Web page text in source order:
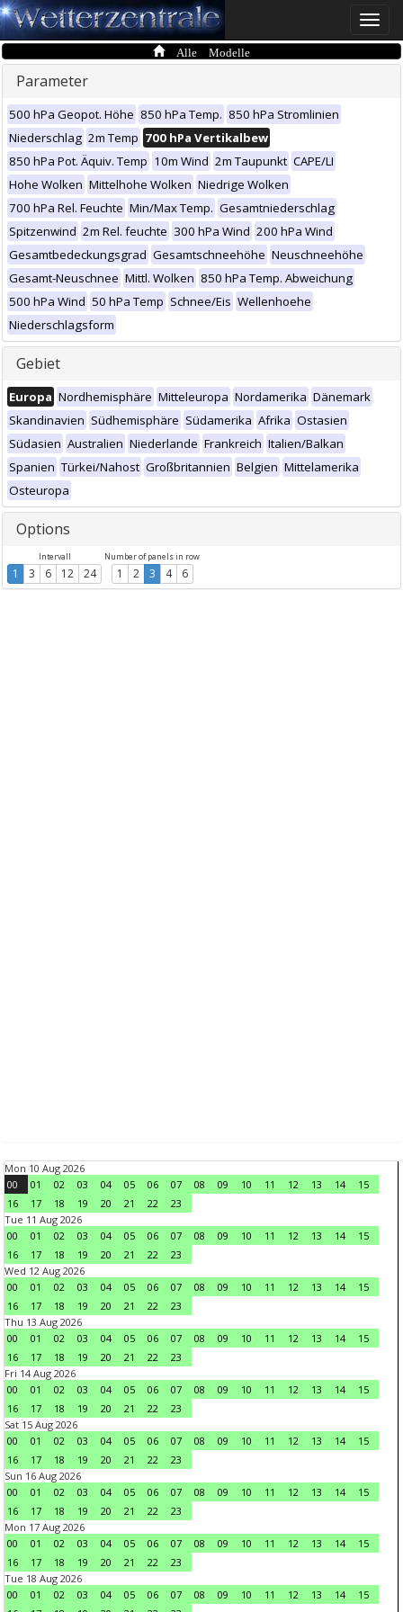
Toggle
Alle Modelle
Parameter
500 hPa Geopot. Höhe 850 hPa Temp. 850 hPa Stromlinien
Niederschlag 2m Temp 700 hPa Vertikalbew
850 hPa Pot. Äquiv. Temp 10m Wind 2m Taupunkt CAPE/LI
Hohe Wolken Mittelhohe Wolken Niedrige Wolken
700 hPa Rel. Feuchte Min/Max Temp. Gesamtniederschlag
Spitzenwind 2m Rel. feuchte 300 hPa Wind 200 hPa Wind
Gesamtbedeckungsgrad Gesamtschneehöhe Neuschneehöhe
Gesamt-Neuschnee Mittl. Wolken 850 hPa Temp. Abweichung
500 hPa Wind 50 hPa Temp Schnee/Eis Wellenhoehe
Niederschlagsform
Gebiet
Europa Nordhemisphäre Mitteleuropa Nordamerika Dänemark
Skandinavien Südhemisphäre Südamerika Afrika Ostasien
Südasien Australien Niederlande Frankreich Italien/Balkan
Spanien Türkei/Nahost Großbritannien Belgien Mittelamerika
Osteuropa
Options
Intervall
1 3 6 12 24
Number of panels in row
1 2 3 4 6
Mon 10 Aug 2026
00
01 02 03 04 05 06 07 08 09 10 11 12 13 14
15
16
17 18 19 20 21 22
23
Tue 11 Aug 2026
00
01 02 03 04 05 06 07 08 09 10 11 12 13 14
15
16
17 18 19 20 21 22
23
Wed 12 Aug 2026
00
01 02 03 04 05 06 07 08 09 10 11 12 13 14
15
16
17 18 19 20 21 22
23
Thu 13 Aug 2026
00
01 02 03 04 05 06 07 08 09 10 11 12 13 14
15
16
17 18 19 20 21 22
23
Fri 14 Aug 2026
00
01 02 03 04 05 06 07 08 09 10 11 12 13 14
15
16
17 18 19 20 21 22
23
Sat 15 Aug 2026
00
01 02 03 04 05 06 07 08 09 10 11 12 13 14
15
16
17 18 19 20 21 22
23
Sun 16 Aug 2026
00
01 02 03 04 05 06 07 08 09 10 11 12 13 14
15
16
17 18 19 20 21 22
23
Mon 17 Aug 2026
00
01 02 03 04 05 06 07 08 09 10 11 12 13 14
15
16
17 18 19 20 21 22
23
Tue 18 Aug 2026
00
01 02 03 04 05 06 07 08 09 10 11 12 13 14
15